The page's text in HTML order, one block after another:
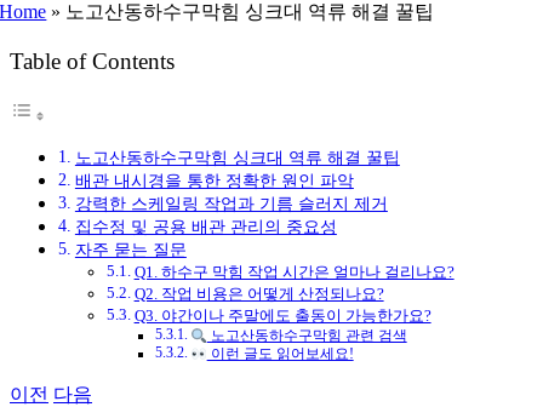
블
그
Home » 노고산동하수구막힘 싱크대 역류 해결 꿀팁
Table of Contents
노고산동하수구막힘 싱크대 역류 해결 꿀팁
배관 내시경을 통한 정확한 원인 파악
강력한 스케일링 작업과 기름 슬러지 제거
집수정 및 공용 배관 관리의 중요성
자주 묻는 질문
Q1. 하수구 막힘 작업 시간은 얼마나 걸리나요?
Q2. 작업 비용은 어떻게 산정되나요?
Q3. 야간이나 주말에도 출동이 가능한가요?
노고산동하수구막힘 관련 검색
이런 글도 읽어보세요!
이전 다음